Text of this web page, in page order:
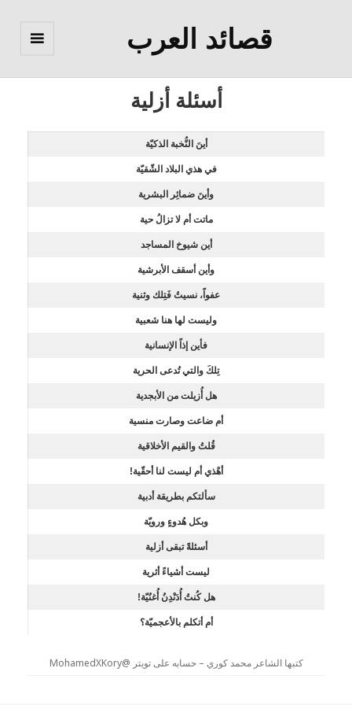
قصائد العرب
أسئلة أزلية
أينَ النُّخبة الذكيّة
في هذي البلاد الشّقيّة
وأينَ ضمائِر البشرية
ماتت أم لا تزالُ حية
أين شيوخ المساجد
وأين أسقف الأبرشية
عفواً، نسيتُ فَتِلك وثنية
وليست لها هنا شعبية
فأين إذاً الإنسانية
تِلكَ والتي تُدعى الحرية
هل أُزيلت من الأبجدية
أم ضاعت وصارت منسية
قُلتُ والقيم الأخلاقية
أهْذي أم ليست لنا أحقّية!
سألتكم بطريقة أدبية
وبكل هُدوءٍ ورويّة
أسئلةً تبقى أزلية
ليست أشياءً أثرية
هل كُنتُ أُدَنْدِنُ أُغنُيّة!
أم أتكلم بالأعجميّة؟
كتبها الشاعر محمد كوري – حسابه على تويتر @MohamedXKory